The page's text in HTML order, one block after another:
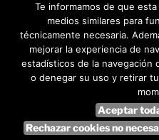
Política de privacidad
Política de cookies
Funciona gracias a WordPress
Te informamos de que
medios similares para
técnicamente necesaria.
mejorar la experiencia de
estadísticos de la navegación
o denegar su uso y retirar
Aceptar
Rechazar cookies no